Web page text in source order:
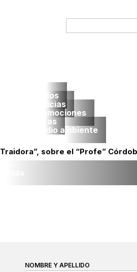
Todos
noticias
promociones
obras
medio ambiente
sobre el “Profe”
NOMBRE Y APELLIDO